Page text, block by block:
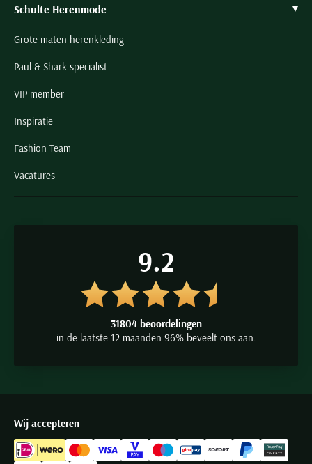
Schulte Herenmode
Grote maten herenkleding
Paul & Shark specialist
VIP member
Inspiratie
Fashion Team
Vacatures
9.2
31804 beoordelingen
in de laatste 12 maanden 96% beveelt ons aan.
Wij accepteren